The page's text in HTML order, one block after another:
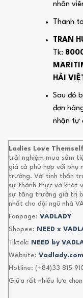
nhân
Thanh
TRAN
Tk:
HẢI
Sau đó
đơn
nhận tự
Ladies Love
trải nghiệm mua sắm
giá cả phù hợp với
trường. Với tinh thần
sự thành thực và khát
sự tăng trưởng giá trị
nhất cho đội ngũ nhà
Fanpage: VADLADY
Shopee:
NEED x
Tiktok:
NEED by
Website: Vadlady.com
Hotline: (+84)33 815
Giữa rất nhiều lựa